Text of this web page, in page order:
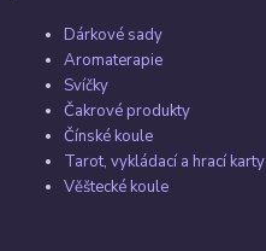
Dárkové sady
Aromaterapie
Svíčky
Čakrové produkty
Čínské koule
Tarot, vykládací a hrací karty
Věštecké koule